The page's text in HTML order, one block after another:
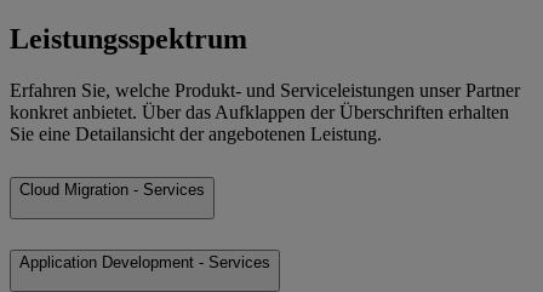
Leistungsspektrum
Erfahren Sie, welche Produkt- und Serviceleistungen unser Partner
konkret anbietet. Über das Aufklappen der Überschriften erhalten
Sie eine Detailansicht der angebotenen Leistung.
Cloud Migration - Services
Application Development - Services